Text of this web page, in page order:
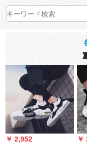
￥ 2,952
￥